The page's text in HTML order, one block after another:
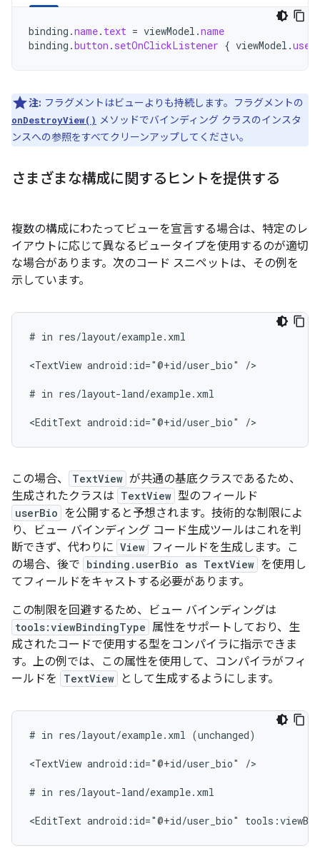
binding .name. text = viewModel .name
binding .button . setOnClickListener { viewModel .
注: フラグメントはビューよりも持続します。フラグメントの
onDestroyView() メソッドでバインディング クラスのインスタ
ンスへの参照をすべてクリーンアップしてください。
さまざまな構成に関するヒントを提供する
複数の構成にわたってビューを宣言する場合は、特定のレ
イアウトに応じて異なるビュータイプを使用するのが適切
な場合があります。次のコード スニペットは、その例を
示しています。
# in res/layout/example.xml
<TextView android:id="@+id/user_bio" />
# in res/layout-land/example.xml
<EditText android:id="@+id/user_bio"
この場合、 TextView が共通の基底クラスであるため、
生成されたクラスは TextView 型のフィールド
userBio を公開すると予想されます。技術的な制限によ
り、ビュー バインディング コード生成ツールはこれを判
断できず、代わりに View フィールドを生成します。こ
の場合、後で binding.userBio as TextView を使用し
てフィールドをキャストする必要があります。
この制限を回避するため、ビュー バインディングは
tools:viewBindingType 属性をサポートしており、生
成されたコードで使用する型をコンパイラに指示できま
す。上の例では、この属性を使用して、コンパイラがフィ
ールドを
TextView として生成するようにします。
# in res/layout/example.xml (unchanged)
<TextView android:id="@+id/user_bio" />
# in res/layout-land/example.xml
<EditText android:id="@+id/user_bio"